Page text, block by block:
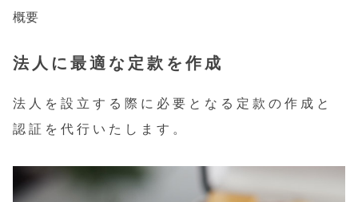
概要
法人に最適な定款を作成
法人を設立する際に必要となる定款の作成と
認証を代行いたします。